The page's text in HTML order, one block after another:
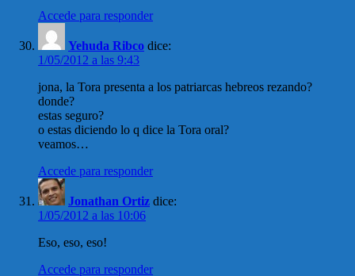
Accede para responder
Yehuda Ribco dice:
1/05/2012 a las 9:43
jona, la Tora presenta a los patriarcas hebreos rezando?
donde?
estas seguro?
o estas diciendo lo q dice la Tora oral?
veamos…
Accede para responder
Jonathan Ortiz dice:
1/05/2012 a las 10:06
Eso, eso, eso!
Accede para responder